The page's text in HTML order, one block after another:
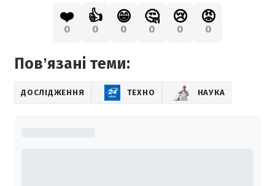
❤️
0
👍
0
😁
0
🤔
0
😢
0
😡
0
Повʼязані теми:
ДОСЛІДЖЕННЯ ТЕХНО НАУКА